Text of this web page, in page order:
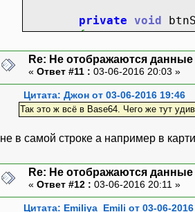
private void
{
Server= new
Server .Start
thServer=
{
SendData
{
Re: Не отображаются
« Ответ #11 : 03-06-2016 20:03 »
Цитата: Джон от 03-06-2016 19:46
Так это ж всё в Base64. Чего же тут
не в самой строке а например в
Re: Не отображаются
« Ответ #12 : 03-06-2016 20:11 »
Цитата: Emiliya_Emili от 03-06-